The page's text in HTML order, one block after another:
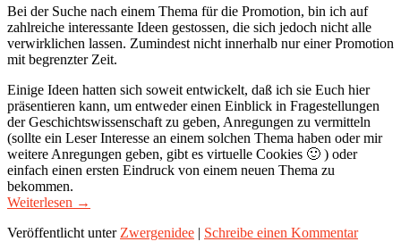
Bei der Suche nach einem Thema für die Promotion, bin ich auf
zahlreiche interessante Ideen gestossen, die sich jedoch nicht alle
verwirklichen lassen. Zumindest nicht innerhalb nur einer Promotion
mit begrenzter Zeit.
Einige Ideen hatten sich soweit entwickelt, daß ich sie Euch hier
präsentieren kann, um entweder einen Einblick in Fragestellungen
der Geschichtswissenschaft zu geben, Anregungen zu vermitteln
(sollte ein Leser Interesse an einem solchen Thema haben oder mir
weitere Anregungen geben, gibt es virtuelle Cookies 🙂 ) oder
einfach einen ersten Eindruck von einem neuen Thema zu
bekommen.
Weiterlesen →
Veröffentlicht unter Zwergenidee | Schreibe einen Kommentar